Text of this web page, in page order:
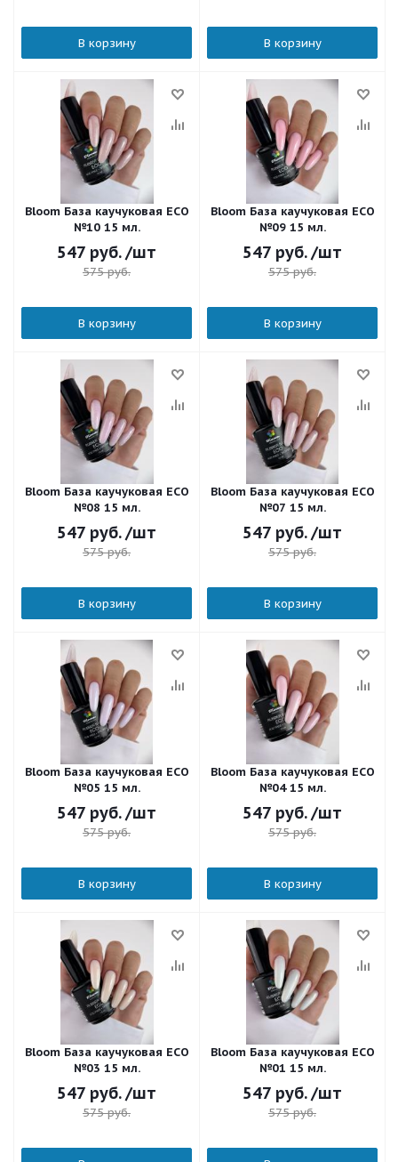
В корзину В корзину
Bloom База каучуковая ECO
№10 15 мл.
547 руб. /шт
575руб.
В корзину
Bloom База каучуковая ECO
№09 15 мл.
547 руб. /шт
575руб.
В корзину
Bloom База каучуковая ECO
№08 15 мл.
547 руб. /шт
575руб.
В корзину
Bloom База каучуковая ECO
№07 15 мл.
547 руб. /шт
575руб.
В корзину
Bloom База каучуковая ECO
№05 15 мл.
547 руб. /шт
575руб.
В корзину
Bloom База каучуковая ECO
№04 15 мл.
547 руб. /шт
575руб.
В корзину
Bloom База каучуковая ECO
№03 15 мл.
547 руб. /шт
575руб.
Bloom База каучуковая ECO
№01 15 мл.
547 руб. /шт
575руб.